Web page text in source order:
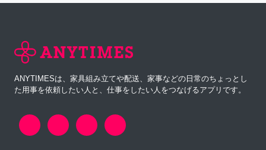
ANYTIMESは、家具組み立てや配送、家事などの日常のちょっとし
た用事を依頼したい人と、仕事をしたい人をつなげるアプリです。